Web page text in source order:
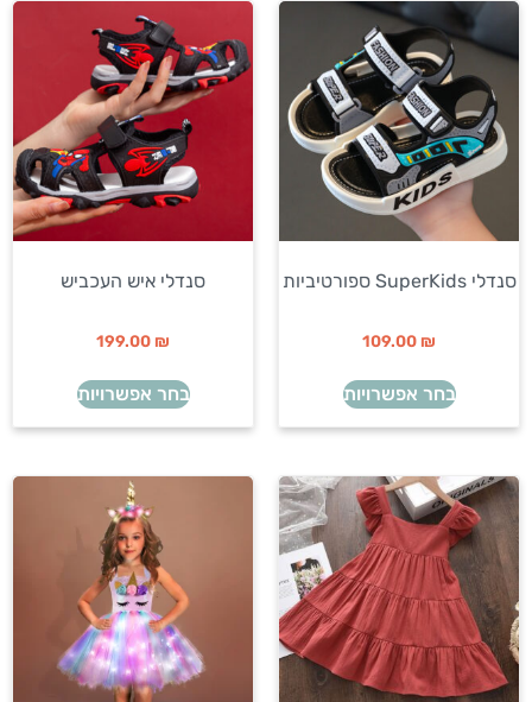
סנדלי SuperKids ספורטיביות
109.00 ₪
בחר אפשרויות
סנדלי איש העכביש
199.00 ₪
בחר אפשרויות